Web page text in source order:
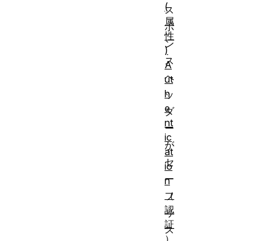
ス
ポ
ン
ス
ヘ
ッ
ダ
ー
が
セ
ー
フ
リ
ス
(
属
性
)
A
ut
h
e
nt
ic
at
io
n
（
認
証